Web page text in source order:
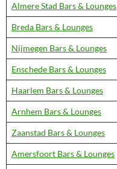
Almere Stad Bars & Lounges
Breda Bars & Lounges
Nijmegen Bars & Lounges
Enschede Bars & Lounges
Haarlem Bars & Lounges
Arnhem Bars & Lounges
Zaanstad Bars & Lounges
Amersfoort Bars & Lounges